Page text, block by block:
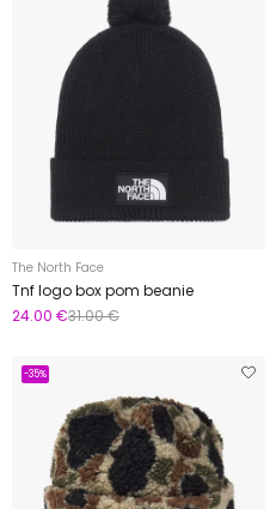
The North Face
Tnf logo box pom beanie
24.00 €31.00 €
-35%